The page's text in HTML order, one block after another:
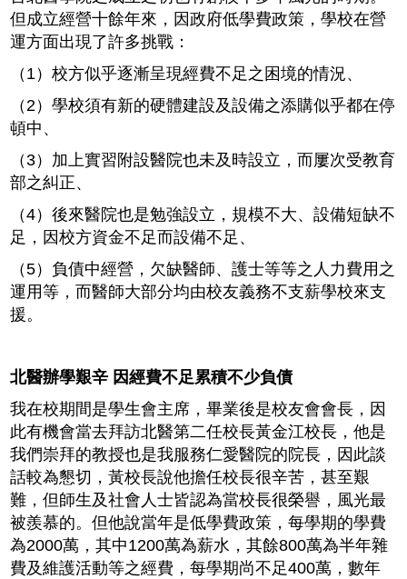
但成立經營十餘年來，因政府低學費政策，學校在營
運方面出現了許多挑戰：
（1）校方似乎逐漸呈現經費不足之困境的情況、
（2）學校須有新的硬體建設及設備之添購似乎都在停
頓中、
（3）加上實習附設醫院也未及時設立，而屢次受教育
部之糾正、
（4）後來醫院也是勉強設立，規模不大、設備短缺不
足，因校方資金不足而設備不足、
（5）負債中經營，欠缺醫師、護士等等之人力費用之
運用等，而醫師大部分均由校友義務不支薪學校來支
援。
北醫辦學艱辛 因經費不足累積不少負債
我在校期間是學生會主席，畢業後是校友會會長，因
此有機會當去拜訪北醫第二任校長黃金江校長，他是
我們崇拜的教授也是我服務仁愛醫院的院長，因此談
話較為懇切，黃校長說他擔任校長很辛苦，甚至艱
難，但師生及社會人士皆認為當校長很榮譽，風光最
被羨慕的。但他說當年是低學費政策，每學期的學費
為2000萬，其中1200萬為薪水，其餘800萬為半年雜
費及維護活動等之經費，每學期尚不足400萬，數年